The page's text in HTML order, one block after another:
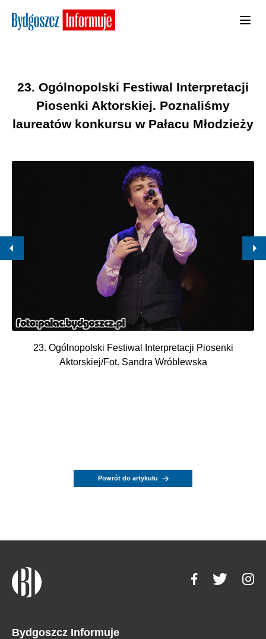
23. Ogólnopolski Festiwal Interpretacji
Piosenki Aktorskiej. Poznaliśmy
laureatów konkursu w Pałacu Młodzieży
23. Ogólnopolski Festiwal Interpretacji Piosenki
Aktorskiej/Fot. Sandra Wróblewska
Powrót do artykułu
Bydgoszcz Informuje